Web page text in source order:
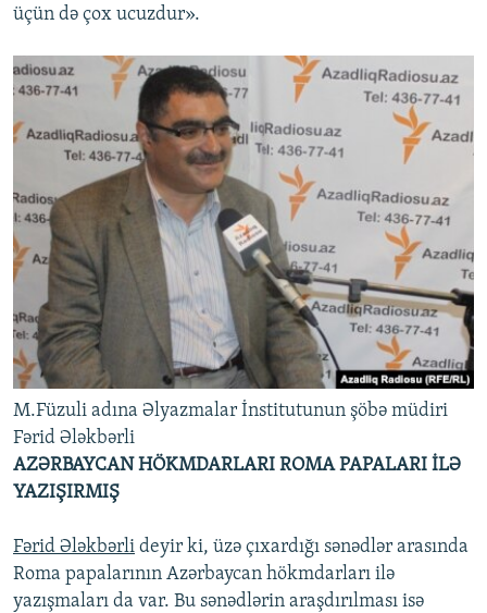
üçün də çox ucuzdur».
M.Füzuli adına Əlyazmalar İnstitutunun şöbə müdiri
Fərid Ələkbərli
AZƏRBAYCAN HÖKMDARLARI ROMA PAPALARI İLƏ
YAZIŞIRMIŞ
Fərid Ələkbərli deyir ki, üzə çıxardığı sənədlər arasında
Roma papalarının Azərbaycan hökmdarları ilə
yazışmaları da var. Bu sənədlərin araşdırılması isə